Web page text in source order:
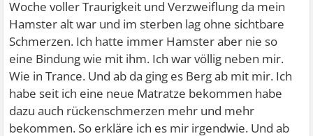
Woche voller Traurigkeit und Verzweiflung da mein
Hamster alt war und im sterben lag ohne sichtbare
Schmerzen. Ich hatte immer Hamster aber nie so
eine Bindung wie mit ihm. Ich war völlig neben mir.
Wie in Trance. Und ab da ging es Berg ab mit mir. Ich
habe seit ich eine neue Matratze bekommen habe
dazu auch rückenschmerzen mehr und mehr
bekommen. So erkläre ich es mir irgendwie. Und ab